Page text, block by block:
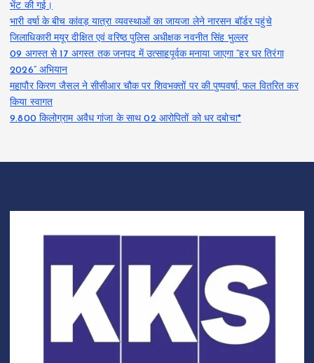
भेंट की गई।
भारी वर्षा के बीच कांवड़ यात्रा व्यवस्थाओं का जायजा लेने नारसन बॉर्डर पहुंचे
जिलाधिकारी मयूर दीक्षित एवं वरिष्ठ पुलिस अधीक्षक नवनीत सिंह भुल्लर
09 अगस्त से 17 अगस्त तक जनपद में उत्साहपूर्वक मनाया जाएगा “हर घर तिरंगा
2026” अभियान
महापौर किरण जैसल ने सीसीआर चौक पर शिवभक्तों पर की पुष्पवर्षा, फल वितरित कर
किया स्वागत
9.800 किलोग्राम अवैध गांजा के साथ 02 आरोपितों को धर दबोचा*